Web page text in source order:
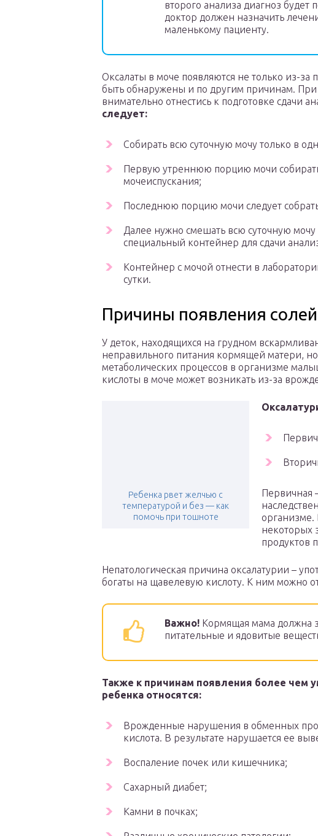
второго анализа диагноз будет
доктор должен назначить
маленькому пациенту.
Оксалаты в моче появляются не только из-
быть обнаружены и по другим причинам.
внимательно отнестись к подготовке сдачи
следует:
Собирать всю суточную мочу только в
Первую утреннюю порцию мочи
мочеиспускания;
Последнюю порцию мочи следует
Далее нужно смешать всю суточную
специальный контейнер для сдачи
Контейнер с мочой отнести в
сутки.
Причины появления
У деток, находящихся на грудном
неправильного питания кормящей матери,
метаболических процессов в организме
кислоты в моче может возникать из-за
Ребенка рвет желчью с
температурой и без — как
помочь при тошноте
Первичная
организме.
некоторых
продуктов
Непатологическая причина оксалатурии –
богаты на щавелевую кислоту. К ним можно
Важно! Кормящая мама должна
питательные и ядовитые
Также к причинам появления более чем
ребенка относятся:
Врожденные нарушения в обменных
кислота. В результате нарушается ее
Воспаление почек или кишечника;
Сахарный диабет;
Камни в почках;